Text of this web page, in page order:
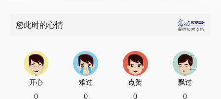
您此时的心情
开心
0
难过
0
点赞
0
飘过
0